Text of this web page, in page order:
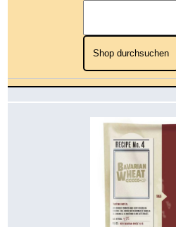
Shop durchsuchen